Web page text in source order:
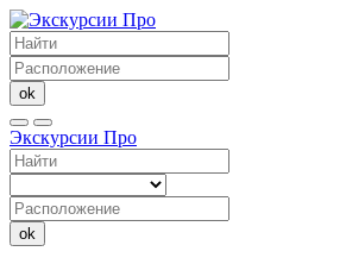
ok
Экскурсии Про
ok